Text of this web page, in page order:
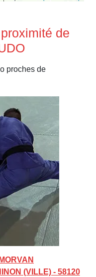
de
proches de
(VILLE) - 58120